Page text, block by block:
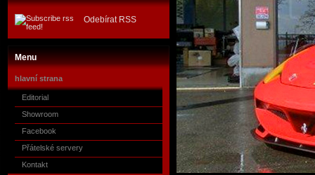
Odebírat RSS
Menu
hlavní strana
Editorial
Showroom
Facebook
Přátelské servery
Kontakt